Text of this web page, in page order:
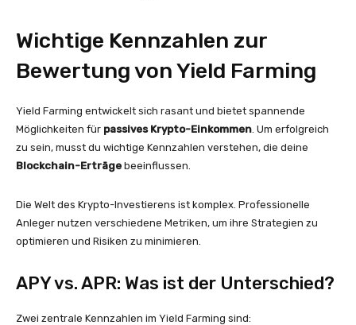
Wichtige Kennzahlen zur
Bewertung von Yield Farming
Yield Farming entwickelt sich rasant und bietet spannende
Möglichkeiten für passives Krypto-Einkommen. Um erfolgreich
zu sein, musst du wichtige Kennzahlen verstehen, die deine
Blockchain-Erträge beeinflussen.
Die Welt des Krypto-Investierens ist komplex. Professionelle
Anleger nutzen verschiedene Metriken, um ihre Strategien zu
optimieren und Risiken zu minimieren.
APY vs. APR: Was ist der Unterschied?
Zwei zentrale Kennzahlen im Yield Farming sind: